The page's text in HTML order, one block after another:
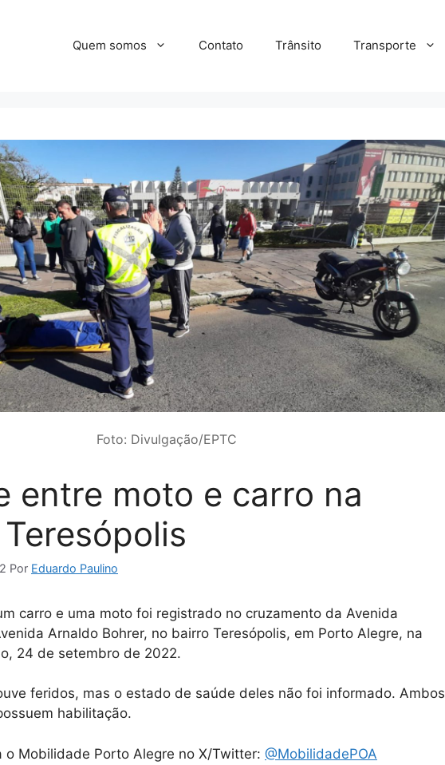
Quem somos Contato Trânsito Transporte
Foto: Divulgação/EPTC
entre moto e carro na
Por Eduardo Paulino
carro e uma moto foi registrado no cruzamento da Avenida
Arnaldo Bohrer, no bairro Teresópolis, em Porto Alegre, na
24 de setembro de 2022.
feridos, mas o estado de saúde deles não foi informado. Ambos
habilitação.
o Mobilidade Porto Alegre no X/Twitter: @MobilidadePOA